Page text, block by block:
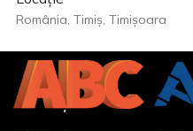
România, Timiș, Timișoara